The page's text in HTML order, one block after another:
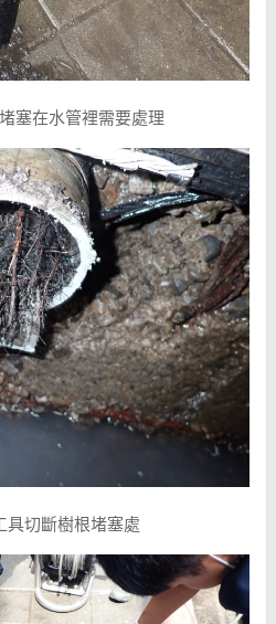
塞在水管裡需要處理
具切斷樹根堵塞處